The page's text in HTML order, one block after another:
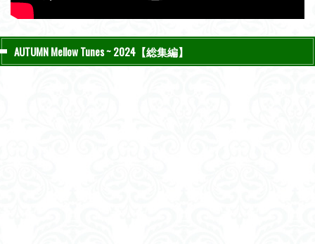
AUTUMN Mellow Tunes ~ 2024【総集編】